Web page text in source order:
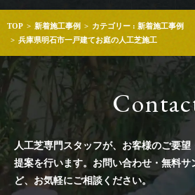
TOP 新着施工事例
カテゴリー : 新着施工事例
兵庫県明石市一戸建てお庭の人工芝施工
人工芝専門スタッフが、お客様のご要
提案を行います。 お問い合わせ・無料
ど、お気軽にご相談ください。